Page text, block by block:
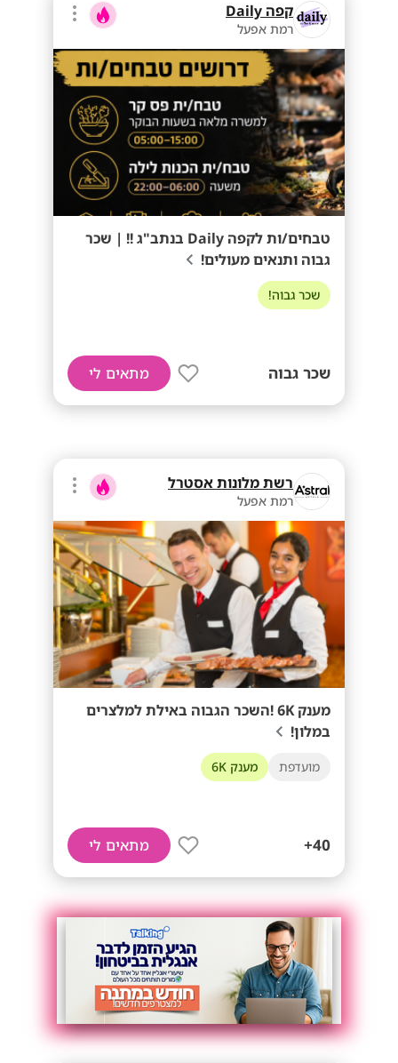
קפה Daily
רמת אפעל
טבחים/ות לקפה Daily בנתב"ג !! | שכר
גבוה ותנאים מעולים!
שכר גבוה!
שכר גבוה מתאים לי
רשת מלונות אסטרל
רמת אפעל
מענק 6K !השכר הגבוה באילת למלצרים
במלון!
מועדפת מענק 6K
40+ מתאים לי